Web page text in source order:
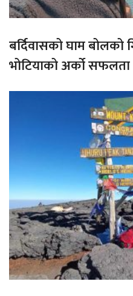
बर्दिवासको घाम बोलको
भोटियाको अर्को सफलता